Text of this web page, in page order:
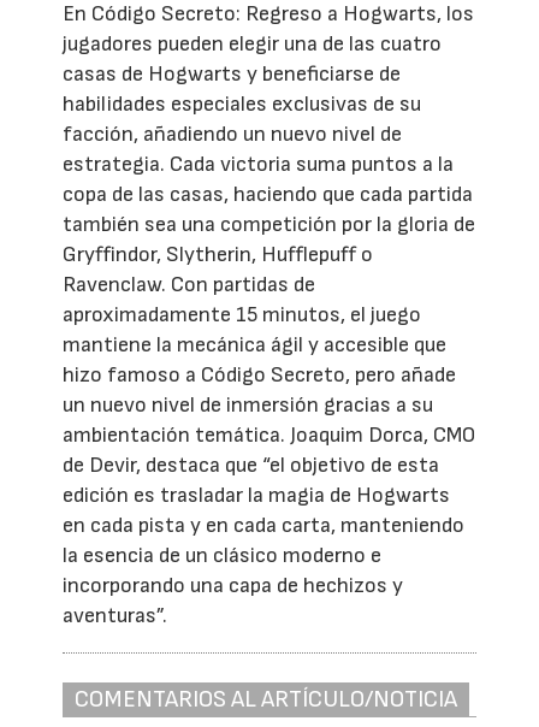
En Código Secreto: Regreso a Hogwarts, los
jugadores pueden elegir una de las cuatro
casas de Hogwarts y beneficiarse de
habilidades especiales exclusivas de su
facción, añadiendo un nuevo nivel de
estrategia. Cada victoria suma puntos a la
copa de las casas, haciendo que cada partida
también sea una competición por la gloria de
Gryffindor, Slytherin, Hufflepuff o
Ravenclaw. Con partidas de
aproximadamente 15 minutos, el juego
mantiene la mecánica ágil y accesible que
hizo famoso a Código Secreto, pero añade
un nuevo nivel de inmersión gracias a su
ambientación temática. Joaquim Dorca, CMO
de Devir, destaca que “el objetivo de esta
edición es trasladar la magia de Hogwarts
en cada pista y en cada carta, manteniendo
la esencia de un clásico moderno e
incorporando una capa de hechizos y
aventuras”.
COMENTARIOS AL ARTÍCULO/NOTICIA